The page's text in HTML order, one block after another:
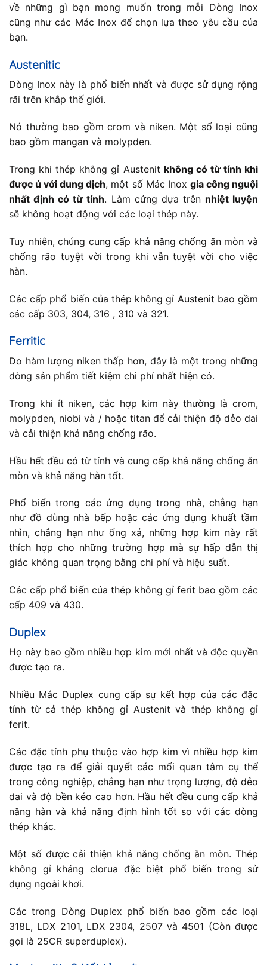
về những gì bạn mong muốn trong mỗi Dòng Inox
cũng như các Mác Inox để chọn lựa theo yêu cầu của
bạn.
Austenitic
Dòng Inox này là phổ biến nhất và được sử dụng rộng
rãi trên khắp thế giới.
Nó thường bao gồm crom và niken. Một số loại cũng
bao gồm mangan và molypden.
Trong khi thép không gỉ Austenit không có từ tính khi
được ủ với dung dịch, một số Mác Inox gia công nguội
nhất định có từ tính. Làm cứng dựa trên nhiệt luyện
sẽ không hoạt động với các loại thép này.
Tuy nhiên, chúng cung cấp khả năng chống ăn mòn và
chống rão tuyệt vời trong khi vẫn tuyệt vời cho việc
hàn.
Các cấp phổ biến của thép không gỉ Austenit bao gồm
các cấp 303, 304, 316 , 310 và 321.
Ferritic
Do hàm lượng niken thấp hơn, đây là một trong những
dòng sản phẩm tiết kiệm chi phí nhất hiện có.
Trong khi ít niken, các hợp kim này thường là crom,
molypden, niobi và / hoặc titan để cải thiện độ dẻo dai
và cải thiện khả năng chống rão.
Hầu hết đều có từ tính và cung cấp khả năng chống ăn
mòn và khả năng hàn tốt.
Phổ biến trong các ứng dụng trong nhà, chẳng hạn
như đồ dùng nhà bếp hoặc các ứng dụng khuất tầm
nhìn, chẳng hạn như ống xả, những hợp kim này rất
thích hợp cho những trường hợp mà sự hấp dẫn thị
giác không quan trọng bằng chi phí và hiệu suất.
Các cấp phổ biến của thép không gỉ ferit bao gồm các
cấp 409 và 430.
Duplex
Họ này bao gồm nhiều hợp kim mới nhất và độc quyền
được tạo ra.
Nhiều Mác Duplex cung cấp sự kết hợp của các đặc
tính từ cả thép không gỉ Austenit và thép không gỉ
ferit.
Các đặc tính phụ thuộc vào hợp kim vì nhiều hợp kim
được tạo ra để giải quyết các mối quan tâm cụ thể
trong công nghiệp, chẳng hạn như trọng lượng, độ dẻo
dai và độ bền kéo cao hơn. Hầu hết đều cung cấp khả
năng hàn và khả năng định hình tốt so với các dòng
thép khác.
Một số được cải thiện khả năng chống ăn mòn. Thép
không gỉ kháng clorua đặc biệt phổ biến trong sử
dụng ngoài khơi.
Các trong Dòng Duplex phổ biến bao gồm các loại
318L, LDX 2101, LDX 2304, 2507 và 4501 (Còn được
gọi là 25CR superduplex).